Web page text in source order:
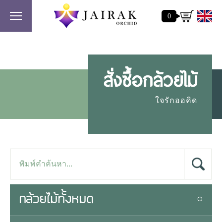
0
สั่งซื้อกล้วยไม้
ใจรักออคิด
กล้วยไม้ทั้งหมด